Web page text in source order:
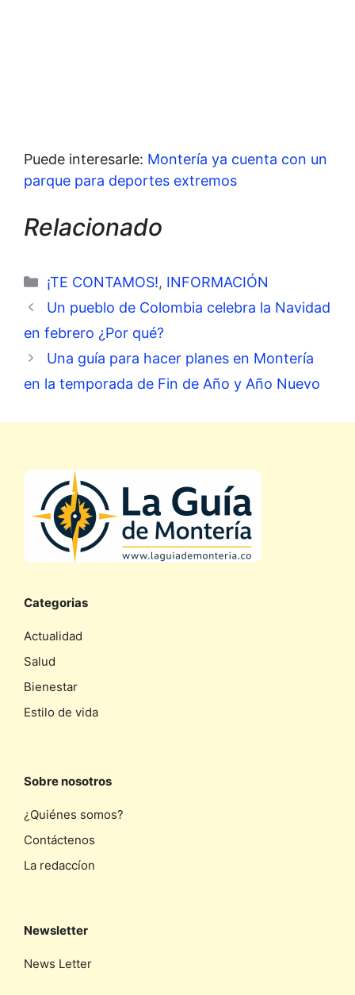
Puede interesarle: Montería ya cuenta con un
parque para deportes extremos
Relacionado
Categorías
¡TE CONTAMOS!, INFORMACIÓN
Un pueblo de Colombia celebra la Navidad
en febrero ¿Por qué?
Una guía para hacer planes en Montería
en la temporada de Fin de Año y Año Nuevo
Categorias
Actualidad
Salud
Bienestar
Estilo de vida
Sobre nosotros
¿Quiénes somos?
Contáctenos
La redaccíon
Newsletter
News Letter